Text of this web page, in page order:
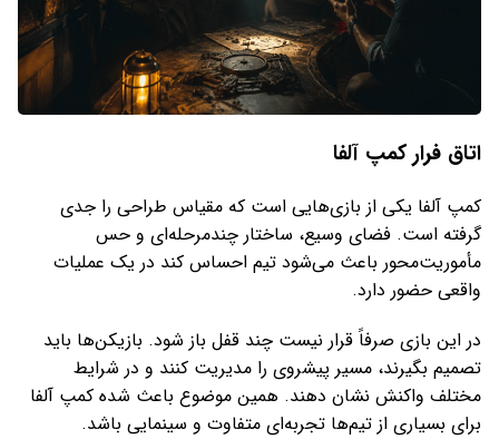
اتاق فرار کمپ آلفا
کمپ آلفا یکی از بازی‌هایی است که مقیاس طراحی را جدی
گرفته است. فضای وسیع، ساختار چندمرحله‌ای و حس
مأموریت‌محور باعث می‌شود تیم احساس کند در یک عملیات
واقعی حضور دارد.
در این بازی صرفاً قرار نیست چند قفل باز شود. بازیکن‌ها باید
تصمیم بگیرند، مسیر پیشروی را مدیریت کنند و در شرایط
مختلف واکنش نشان دهند. همین موضوع باعث شده کمپ آلفا
برای بسیاری از تیم‌ها تجربه‌ای متفاوت و سینمایی باشد.